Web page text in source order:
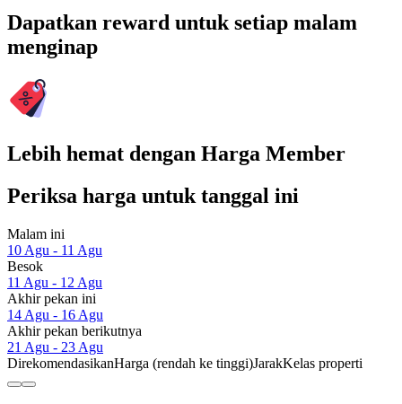
Dapatkan reward untuk setiap malam
menginap
Lebih hemat dengan Harga Member
Periksa harga untuk tanggal ini
Malam ini
10 Agu - 11 Agu
Besok
11 Agu - 12 Agu
Akhir pekan ini
14 Agu - 16 Agu
Akhir pekan berikutnya
21 Agu - 23 Agu
DirekomendasikanHarga (rendah ke tinggi)JarakKelas properti